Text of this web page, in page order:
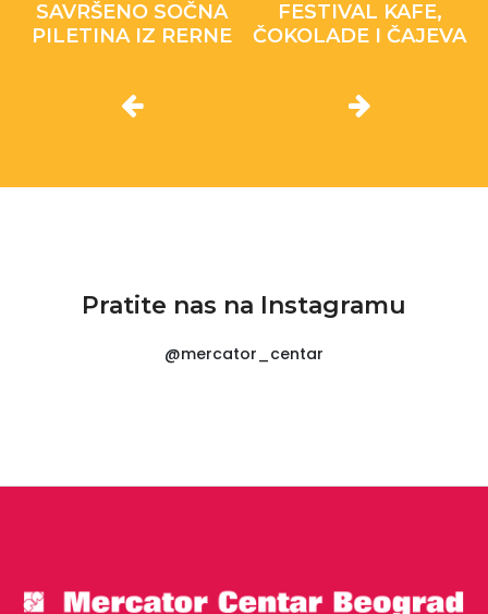
SAVRŠENO SOČNA
PILETINA IZ RERNE
FESTIVAL KAFE,
ČOKOLADE I ČAJEVA
Pratite nas na Instagramu
@mercator_centar